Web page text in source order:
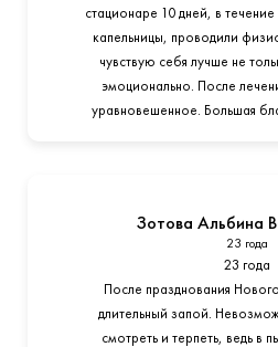
стационаре 10 дней, в
капельницы, проводили
чувствую себя лучше не
эмоционально. После
уравновешенное. Большая
Зотова Альбина
23 года
23 года
После празднования
длительный запой.
смотреть и терпеть, ведь в